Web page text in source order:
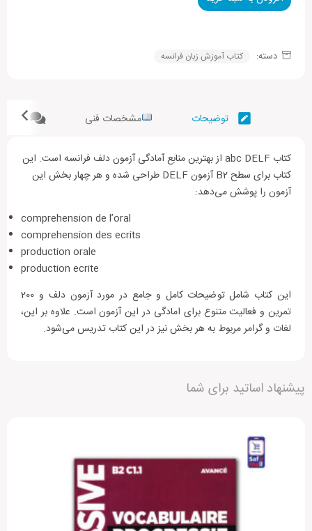
دسته: کتاب آموزش زبان فرانسه
توضیحات مشخصات فنی
کتاب abc DELF از بهترین منابع آمادگی آزمون دلف فرانسه است. این
کتاب برای سطح B2 آزمون DELF طراحی شده و هر چهار بخش این
آزمون را پوشش می‌دهد:
comprehension de l’oral
comprehension des ecrits
production orale
production ecrite
این کتاب شامل توضیحات کامل و جامع در مورد آزمون دلف و 200
تمرین و فعالیت متنوع برای امادگی در این آزمون است. علاوه بر این،
لغات و گرامر مربوط به هر بخش نیز در این کتاب تدریس می‌شود.
رحلی
دیگران را با نوشتن نظرات خود، برای انتخاب این محصول
راهنمایی کنید.
افزودن دیدگاه جدید
هنوز بررسی‌ای ثبت نشده است.
پیشنهاد اساتید برای شما